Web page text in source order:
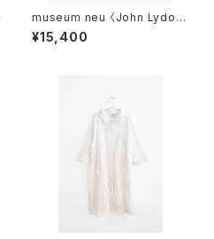
museum neu 〈John Lydon
T-shirt〉
¥15,400